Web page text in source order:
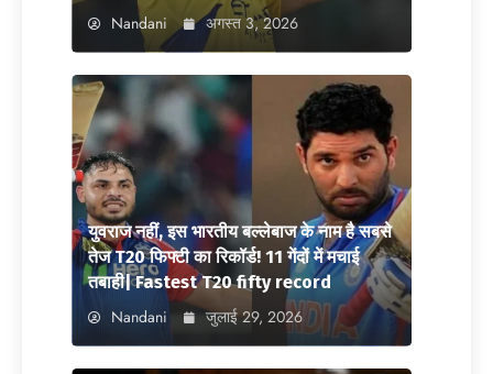
Nandani अगस्त 3, 2026
युवराज नहीं, इस भारतीय बल्लेबाज के नाम है सबसे
तेज T20 फिफ्टी का रिकॉर्ड! 11 गेंदों में मचाई
तबाही| Fastest T20 fifty record
Nandani जुलाई 29, 2026